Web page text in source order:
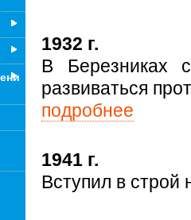
1932 г.
В Березниках
развиваться
подробнее
1941 г.
Вступил в строй